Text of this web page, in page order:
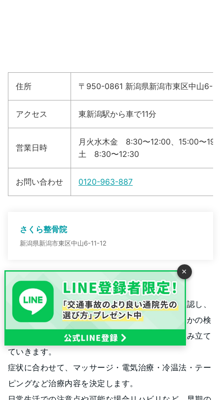
住所 〒950-0861 新潟県新潟市東区中山6-
アクセス 東新潟駅から車で11分
営業日時
月火水木金 8:30〜12:00、15:00〜
土 8:30〜12:30
お問い合わせ 0120-963-887
さくら整骨院
新潟県新潟市東区中山6-11-12
わたなべ接骨院
交通事故治療に対応しています。けがの状態を確認し、
痛みや腫れの具合・機能障害の有無など、何通りかの検
査やテストを行ない調べた上で、治療プランを組み立て
ていきます。
症状に合わせて、マッサージ・電気治療・冷温法・テー
ピングなど治療内容を決定します。
×